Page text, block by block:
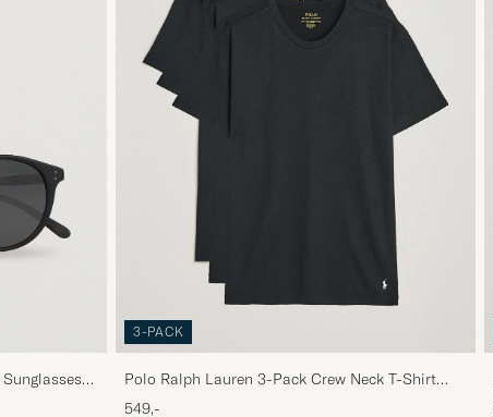
3-PACK
Polo Ralph Lauren 3-Pack Crew Neck T-Shirt
Black
549,-